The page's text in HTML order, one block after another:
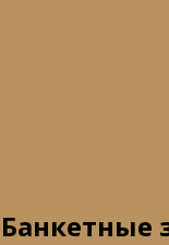
Банкетные